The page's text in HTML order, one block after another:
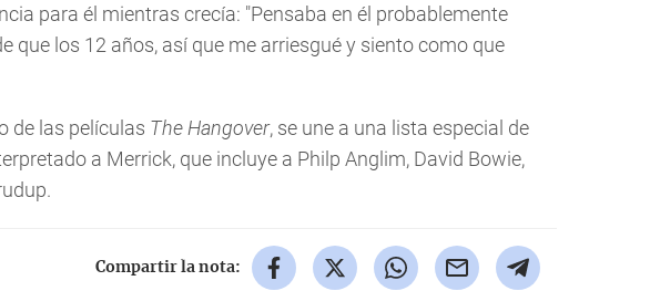
para él mientras crecía: "Pensaba en él probablemente
que los 12 años, así que me arriesgué y siento como que
de las películas The Hangover, se une a una lista especial de
a Merrick, que incluye a Philp Anglim, David Bowie,
Compartir la nota: